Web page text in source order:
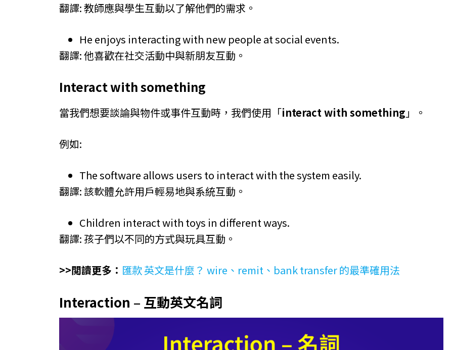
翻譯: 教師應與學生互動以了解他們的需求。
He enjoys interacting with new people at social events.
翻譯: 他喜歡在社交活動中與新朋友互動。
Interact with something
當我們想要談論與物件或事件互動時，我們使用「interact with something 」。
例如:
The software allows users to interact with the system easily.
翻譯: 該軟體允許用戶輕易地與系統互動。
Children interact with toys in different ways.
翻譯: 孩子們以不同的方式與玩具互動。
>>閲讀更多： 匯款 英文是什麼？ wire、remit、bank transfer 的最準確用法
Interaction – 互動英文名詞